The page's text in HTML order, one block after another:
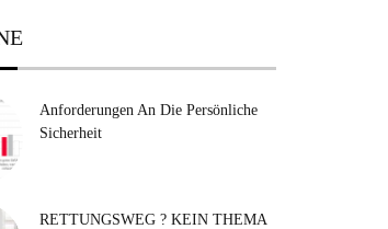
Anforderungen An Die Persönliche
Sicherheit
RETTUNGSWEG ? KEIN THEMA